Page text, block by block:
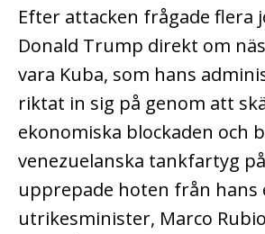
Efter attacken frågade flera
Donald Trump direkt om
vara Kuba, som hans
riktat in sig på genom att
ekonomiska blockaden och
venezuelanska tankfartyg
upprepade hoten från hans
utrikesminister, Marco